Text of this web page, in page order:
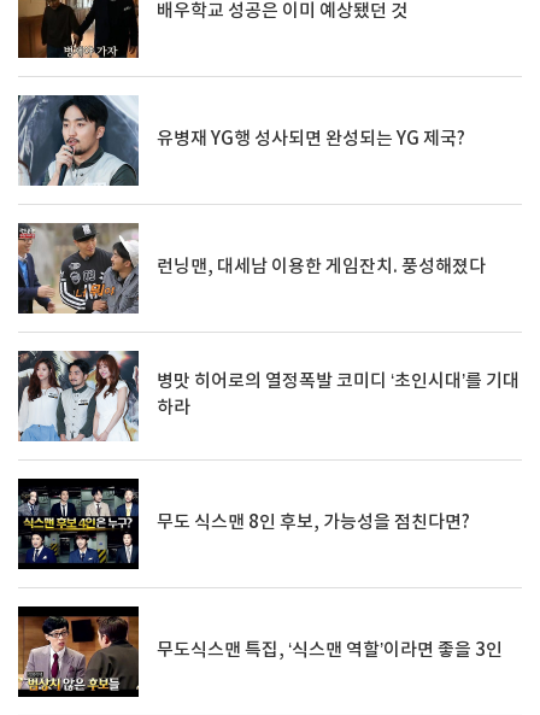
배우학교 성공은 이미 예상됐던 것
유병재 YG행 성사되면 완성되는 YG 제국?
런닝맨, 대세남 이용한 게임잔치. 풍성해졌다
병맛 히어로의 열정폭발 코미디 ‘초인시대’를 기대
하라
무도 식스맨 8인 후보, 가능성을 점친다면?
무도식스맨 특집, ‘식스맨 역할’이라면 좋을 3인